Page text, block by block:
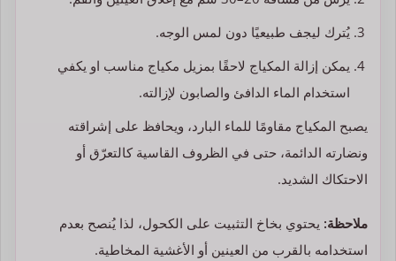
يُترك ليجف طبيعيًا دون لمس الوجه.
يمكن إزالة المكياج لاحقًا بمزيل مكياج مناسب او يكفي
استخدام الماء الدافئ والصابون لإزالته.
يصبح المكياج مقاومًا للماء البارد، ويحافظ على إشراقته
ونضارته الدائمة، حتى في الظروف القاسية كالتعرّق أو
الاحتكاك الشديد.
ملاحظة: يحتوي بخاخ التثبيت على الكحول، لذا يُنصح بعدم
استخدامه بالقرب من العينين أو الأغشية المخاطية.